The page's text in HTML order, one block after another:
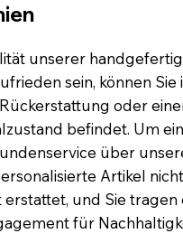
unserer
sein, können Sie
oder
befindet. Um
über
Artikel
und Sie
für